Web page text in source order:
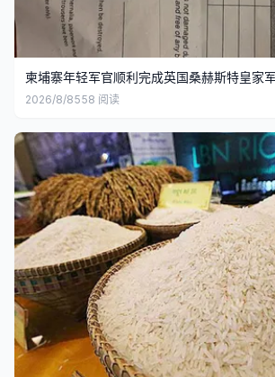
柬埔寨年轻军官顺利完成英国桑赫斯特皇家
2026/8/8558 阅读